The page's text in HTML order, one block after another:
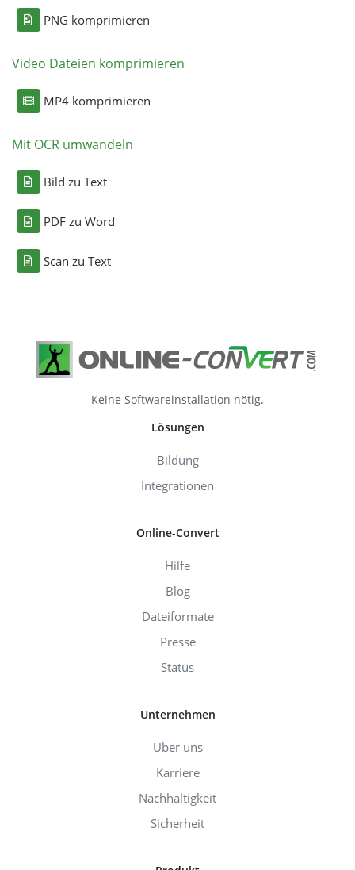
PNG komprimieren
Video Dateien komprimieren
MP4 komprimieren
Mit OCR umwandeln
Bild zu Text
PDF zu Word
Scan zu Text
Keine Softwareinstallation nötig.
Lösungen
Bildung
Integrationen
Online-Convert
Hilfe
Blog
Dateiformate
Presse
Status
Unternehmen
Über uns
Karriere
Nachhaltigkeit
Sicherheit